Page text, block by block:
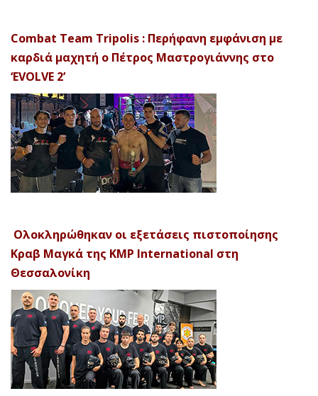
Combat Team Tripolis : Περήφανη εμφάνιση με
καρδιά μαχητή ο Πέτρος Μαστρογιάννης στο
‘EVOLVE 2’
Ολοκληρώθηκαν οι εξετάσεις πιστοποίησης
Κραβ Μαγκά της KMP International στη
Θεσσαλονίκη